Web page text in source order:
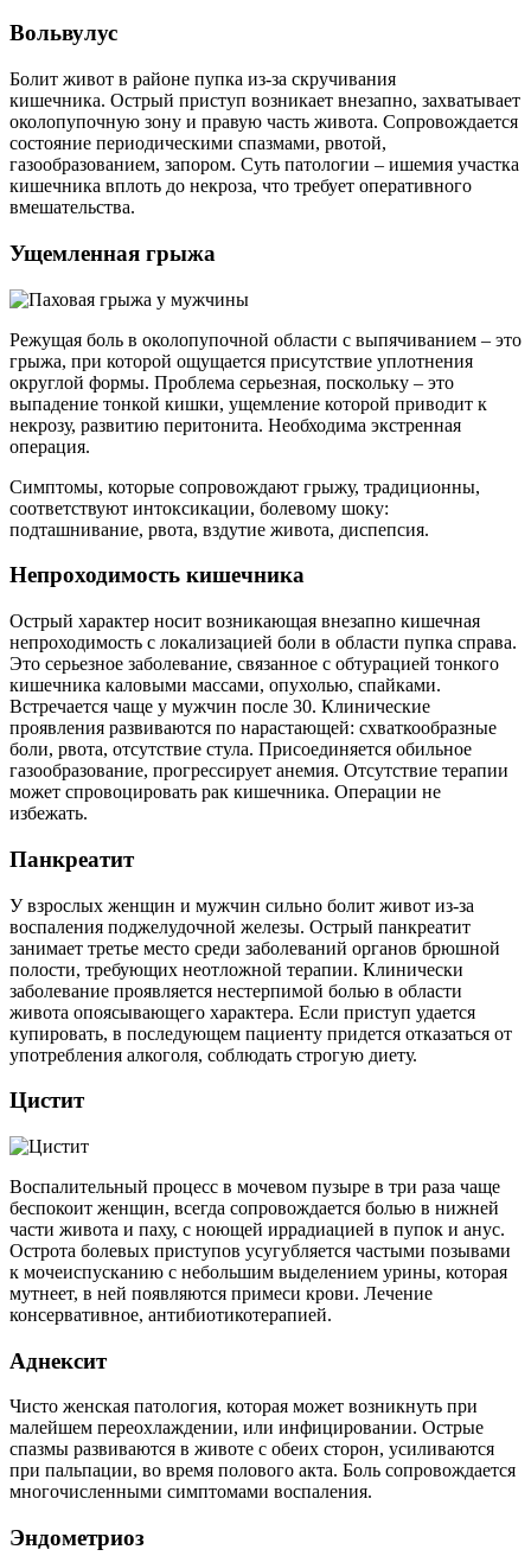
Вольвулус
Болит живот в районе пупка из-за скручивания
кишечника. Острый приступ возникает внезапно, захватывает
околопупочную зону и правую часть живота. Сопровождается
состояние периодическими спазмами, рвотой,
газообразованием, запором. Суть патологии – ишемия участка
кишечника вплоть до некроза, что требует оперативного
вмешательства.
Ущемленная грыжа
Режущая боль в околопупочной области с выпячиванием – это
грыжа, при которой ощущается присутствие уплотнения
округлой формы. Проблема серьезная, поскольку – это
выпадение тонкой кишки, ущемление которой приводит к
некрозу, развитию перитонита. Необходима экстренная
операция.
Симптомы, которые сопровождают грыжу, традиционны,
соответствуют интоксикации, болевому шоку:
подташнивание, рвота, вздутие живота, диспепсия.
Непроходимость кишечника
Острый характер носит возникающая внезапно кишечная
непроходимость с локализацией боли в области пупка справа.
Это серьезное заболевание, связанное с обтурацией тонкого
кишечника каловыми массами, опухолью, спайками.
Встречается чаще у мужчин после 30. Клинические
проявления развиваются по нарастающей: схваткообразные
боли, рвота, отсутствие стула. Присоединяется обильное
газообразование, прогрессирует анемия. Отсутствие терапии
может спровоцировать рак кишечника. Операции не
избежать.
Панкреатит
У взрослых женщин и мужчин сильно болит живот из-за
воспаления поджелудочной железы. Острый панкреатит
занимает третье место среди заболеваний органов брюшной
полости, требующих неотложной терапии. Клинически
заболевание проявляется нестерпимой болью в области
живота опоясывающего характера. Если приступ удается
купировать, в последующем пациенту придется отказаться от
употребления алкоголя, соблюдать строгую диету.
Цистит
Воспалительный процесс в мочевом пузыре в три раза чаще
беспокоит женщин, всегда сопровождается болью в нижней
части живота и паху, с ноющей иррадиацией в пупок и анус.
Острота болевых приступов усугубляется частыми позывами
к мочеиспусканию с небольшим выделением урины, которая
мутнеет, в ней появляются примеси крови. Лечение
консервативное, антибиотикотерапией.
Аднексит
Чисто женская патология, которая может возникнуть при
малейшем переохлаждении, или инфицировании. Острые
спазмы развиваются в животе с обеих сторон, усиливаются
при пальпации, во время полового акта. Боль сопровождается
многочисленными симптомами воспаления.
Эндометриоз